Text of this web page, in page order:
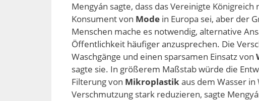
Mengyán sagte, dass das Vereinigte
Konsument von Mode in Europa sei, aber der
Menschen mache es notwendig, alternative
Öffentlichkeit häufiger anzusprechen. Die
Waschgänge und einen sparsamen Einsatz von
sagte sie. In größerem Maßstab würde die
Filterung von Mikroplastikaus dem Wasser in
Verschmutzung stark reduzieren, sagte